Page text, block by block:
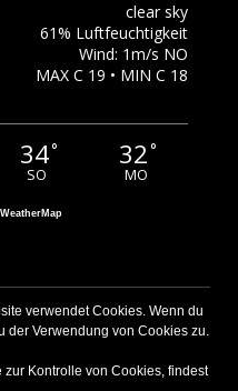
clear sky
61% Luftfeuchtigkeit
Wind: 1m/s NO
MAX C 19 • MIN C 18
34°
SO
32°
MO
verwendet Cookies. Wenn du
der Verwendung von Cookies zu.
Kontrolle von Cookies, findest